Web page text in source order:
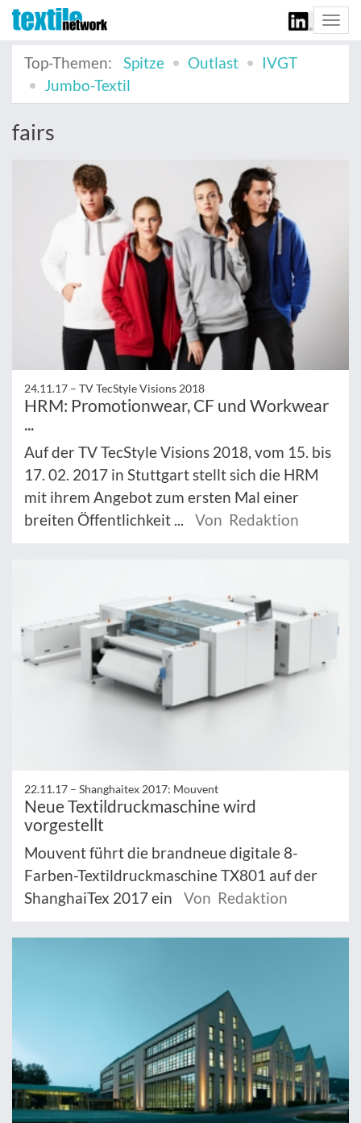
Top-Themen:
Spitze Outlast
IVGT
Jumbo-Textil
fairs
24.11.17 – TV TecStyle Visions 2018
HRM: Promotionwear, CF und Workwear
...
Auf der TV TecStyle Visions 2018, vom 15. bis
17. 02. 2017 in Stuttgart stellt sich die HRM
mit ihrem Angebot zum ersten Mal einer
breiten Öffentlichkeit ...
Von Redaktion
22.11.17 – Shanghaitex 2017: Mouvent
Neue Textildruckmaschine wird
vorgestellt
Mouvent führt die brandneue digitale 8-
Farben-Textildruckmaschine TX801 auf der
ShanghaiTex 2017 ein
Von Redaktion